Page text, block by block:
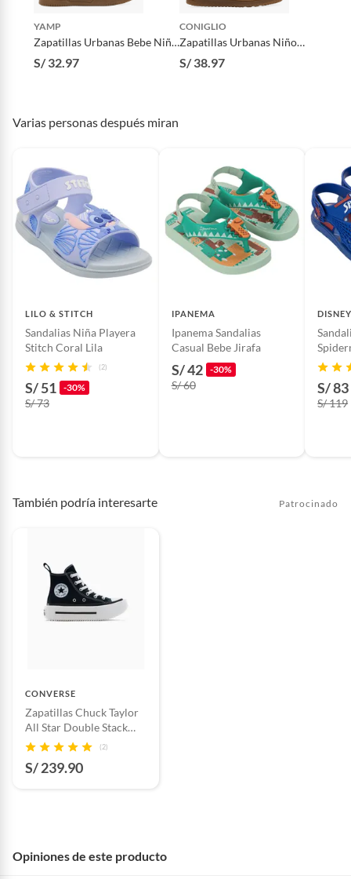
Modelo
Sandalias Premium Stitch
Género Niño
Material Goma
Horma
Altura de la
plataforma
Medio
YAMP
Zapatillas Urbanas Bebe Niño
Yamp
S/ 32.97
CONIGLIO
Zapatillas Urbanas Niño
Coniglio
S/ 38.97
Varias personas después miran
LILO & STITCH
Sandalias Niña Playera
Stitch Coral Lila
(2)
S/ 51 -30%
S/ 73
IPANEMA
Ipanema Sandalias
Casual Bebe Jirafa
S/ 42 -30%
S/ 60 S/ 83
S/ 119
También podría interesarte Patrocinado
CONVERSE
Zapatillas Chuck Taylor
All Star Double Stack
Platform Negro(2)
S/ 239.90
Opiniones de este producto